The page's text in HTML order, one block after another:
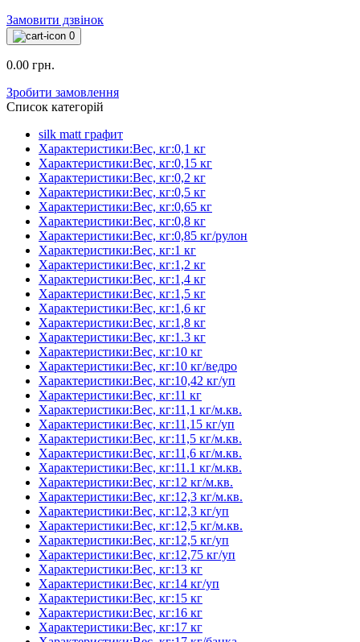
Замовити дзвінок
0
0.00 грн.
Зробити замовлення
Список категорій
silk matt графит
Характеристики:Вес, кг:0,1 кг
Характеристики:Вес, кг:0,15 кг
Характеристики:Вес, кг:0,2 кг
Характеристики:Вес, кг:0,5 кг
Характеристики:Вес, кг:0,65 кг
Характеристики:Вес, кг:0,8 кг
Характеристики:Вес, кг:0,85 кг/рулон
Характеристики:Вес, кг:1 кг
Характеристики:Вес, кг:1,2 кг
Характеристики:Вес, кг:1,4 кг
Характеристики:Вес, кг:1,5 кг
Характеристики:Вес, кг:1,6 кг
Характеристики:Вес, кг:1,8 кг
Характеристики:Вес, кг:1.3 кг
Характеристики:Вес, кг:10 кг
Характеристики:Вес, кг:10 кг/ведро
Характеристики:Вес, кг:10,42 кг/уп
Характеристики:Вес, кг:11 кг
Характеристики:Вес, кг:11,1 кг/м.кв.
Характеристики:Вес, кг:11,15 кг/уп
Характеристики:Вес, кг:11,5 кг/м.кв.
Характеристики:Вес, кг:11,6 кг/м.кв.
Характеристики:Вес, кг:11.1 кг/м.кв.
Характеристики:Вес, кг:12 кг/м.кв.
Характеристики:Вес, кг:12,3 кг/м.кв.
Характеристики:Вес, кг:12,3 кг/уп
Характеристики:Вес, кг:12,5 кг/м.кв.
Характеристики:Вес, кг:12,5 кг/уп
Характеристики:Вес, кг:12,75 кг/уп
Характеристики:Вес, кг:13 кг
Характеристики:Вес, кг:14 кг/уп
Характеристики:Вес, кг:15 кг
Характеристики:Вес, кг:16 кг
Характеристики:Вес, кг:17 кг